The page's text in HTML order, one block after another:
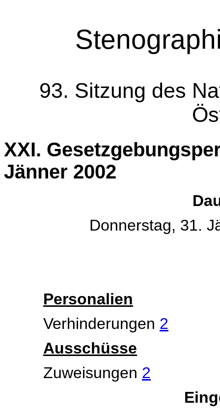
93. Sitzung des
XXI.
Jänner 2002
Donnerstag, 31.
Personalien
Verhinderungen 2
Ausschüsse
Zuweisungen 2